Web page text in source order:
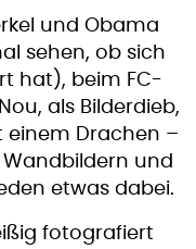
und Obama
sehen, ob sich
hat), beim FC-
als Bilderdieb,
einem Drachen –
und
etwas dabei.
fotografiert